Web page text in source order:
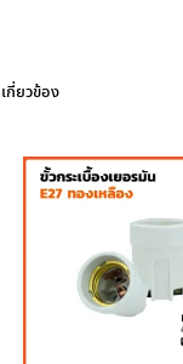
กี่ยวข้อง